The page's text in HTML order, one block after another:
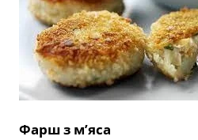
Фарш з м’яса